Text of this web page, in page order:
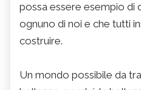
possa essere esempio di
ognuno di noi e che tutti
costruire.
Un mondo possibile da